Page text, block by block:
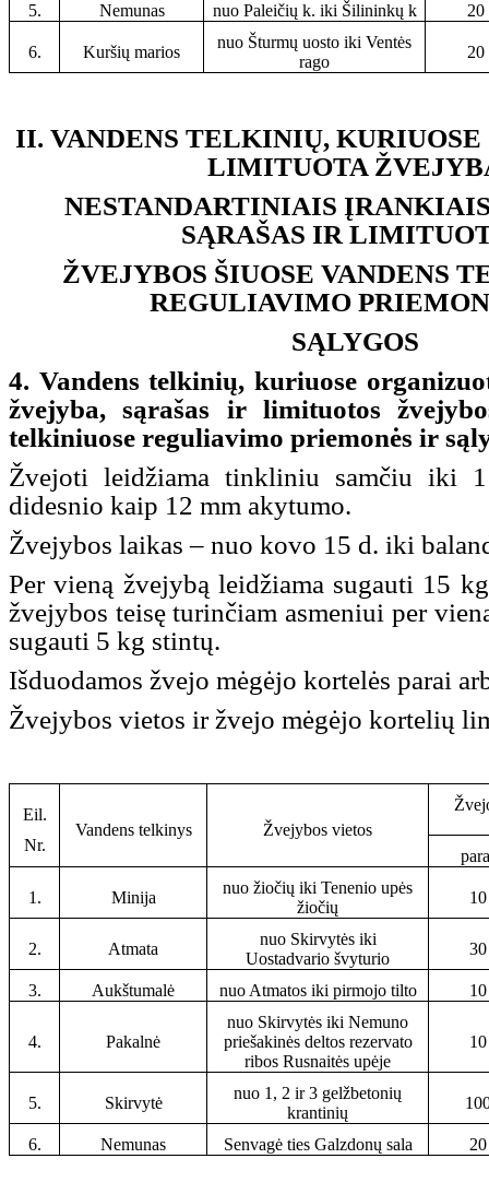
5. Nemunas nuo Paleičių k. iki Šilininkų k 20
6. Kuršių marios
nuo Šturmų uosto iki Ventės
rago
20
II. VANDENS TELKINIŲ,
LIMITUOTA
NESTANDARTINIAIS
SĄRAŠAS IR
ŽVEJYBOS ŠIUOSE VANDENS
REGULIAVIMO
SĄLYGOS
4. Vandens telkinių, kuriuose
žvejyba, sąrašas ir limituotos
telkiniuose reguliavimo priemonės ir
Žvejoti leidžiama tinkliniu samčiu iki 1
didesnio kaip 12 mm akytumo.
Žvejybos laikas – nuo kovo 15 d. iki
Per vieną žvejybą leidžiama sugauti 15
žvejybos teisę turinčiam asmeniui per
sugauti 5 kg stintų.
Išduodamos žvejo mėgėjo kortelės parai
Žvejybos vietos ir žvejo mėgėjo kortelių
Eil.
Nr.
Vandens telkinys Žvejybos vietos
1. Minija
nuo žiočių iki Tenenio upės
žiočių
10
2. Atmata
nuo Skirvytės iki
Uostadvario švyturio
30
3. Aukštumalė nuo Atmatos iki pirmojo tilto 10
4. Pakalnė
nuo Skirvytės iki Nemuno
priešakinės deltos rezervato
ribos Rusnaitės upėje
10
5. Skirvytė
nuo 1, 2 ir 3 gelžbetonių
krantinių
6. Nemunas Senvagė ties Galzdonų sala 20